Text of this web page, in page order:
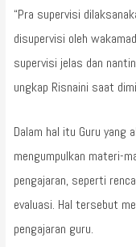
“Pra supervisi
disupervisi oleh
supervisi jelas dan
ungkap Risnaini saat
Dalam hal itu Guru yang
mengumpulkan materi-
pengajaran, seperti
evaluasi. Hal tersebut
pengajaran guru.